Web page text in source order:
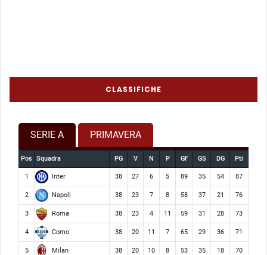
CLASSIFICHE
SERIE A PRIMAVERA
Pos Squadra PG V N P GF GS DG Pti
1 Inter 38 27 6 5 89 35 54 87
2 Napoli 38 23 7 8 58 37 21 76
3 Roma 38 23 4 11 59 31 28 73
4 Como 38 20 11 7 65 29 36 71
5 Milan 38 20 10 8 53 35 18 70